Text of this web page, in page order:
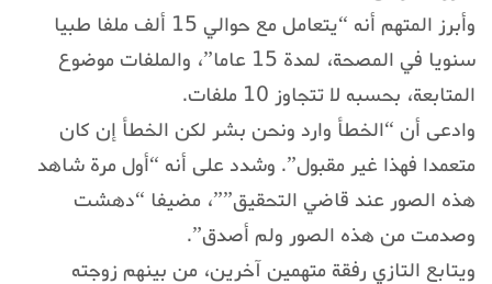
وأبرز المتهم أنه “يتعامل مع حوالي 15 ألف ملفا طبيا
سنويا في المصحة، لمدة 15 عاما”، والملفات موضوع
المتابعة، بحسبه لا تتجاوز 10 ملفات.
وادعى أن “الخطأ وارد ونحن بشر لكن الخطأ إن كان
متعمدا فهذا غير مقبول”. وشدد على أنه “أول مرة شاهد
هذه الصور عند قاضي التحقيق””، مضيفا “دهشت
وصدمت من هذه الصور ولم أصدق”.
ويتابع التازي رفقة متهمين آخرين، من بينهم زوجته